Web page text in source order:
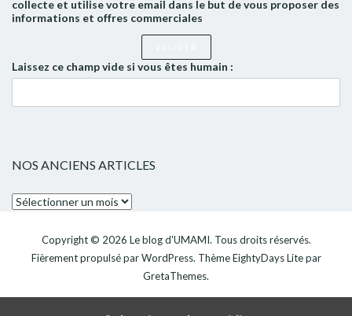
collecte et utilise votre email dans le but de vous proposer des
informations et offres commerciales
Laissez ce champ vide si vous êtes humain :
NOS ANCIENS ARTICLES
Nos
articlesCopyright © 2026 Le blog d'UMAMI. Tous droits réservés.
Fièrement propulsé parWordPress. ThèmeEightyDays Litepar
GretaThemes.